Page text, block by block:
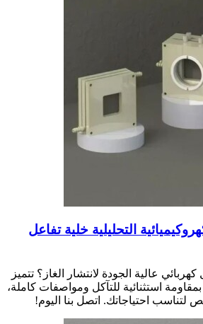
التحليلية خلية تفاعل
عالية الجودة لانتشار الغاز؟ تتميز
استثنائية للتآكل ومواصفات كاملة،
لتناسب احتياجاتك. اتصل بنا اليوم!